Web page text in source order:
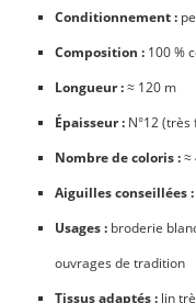
Conditionnement :
Composition : 100 %
Longueur :≈ 120 m
Épaisseur : N°12 (très
Nombre de coloris :≈
Aiguilles conseillées :
Usages : broderie
ouvrages de tradition
Tissus adaptés : lin